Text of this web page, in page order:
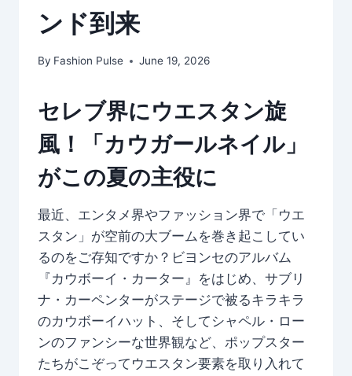
ンド到来
By Fashion Pulse June 19, 2026
セレブ界にウエスタン旋
風！「カウガールネイル」
がこの夏の主役に
最近、エンタメ界やファッション界で「ウエ
スタン」が空前の大ブームを巻き起こしてい
るのをご存知ですか？ビヨンセのアルバム
『カウボーイ・カーター』をはじめ、サブリ
ナ・カーペンターがステージで被るキラキラ
のカウボーイハット、そしてシャペル・ロー
ンのファンシーな世界観など、ポップスター
たちがこぞってウエスタン要素を取り入れて